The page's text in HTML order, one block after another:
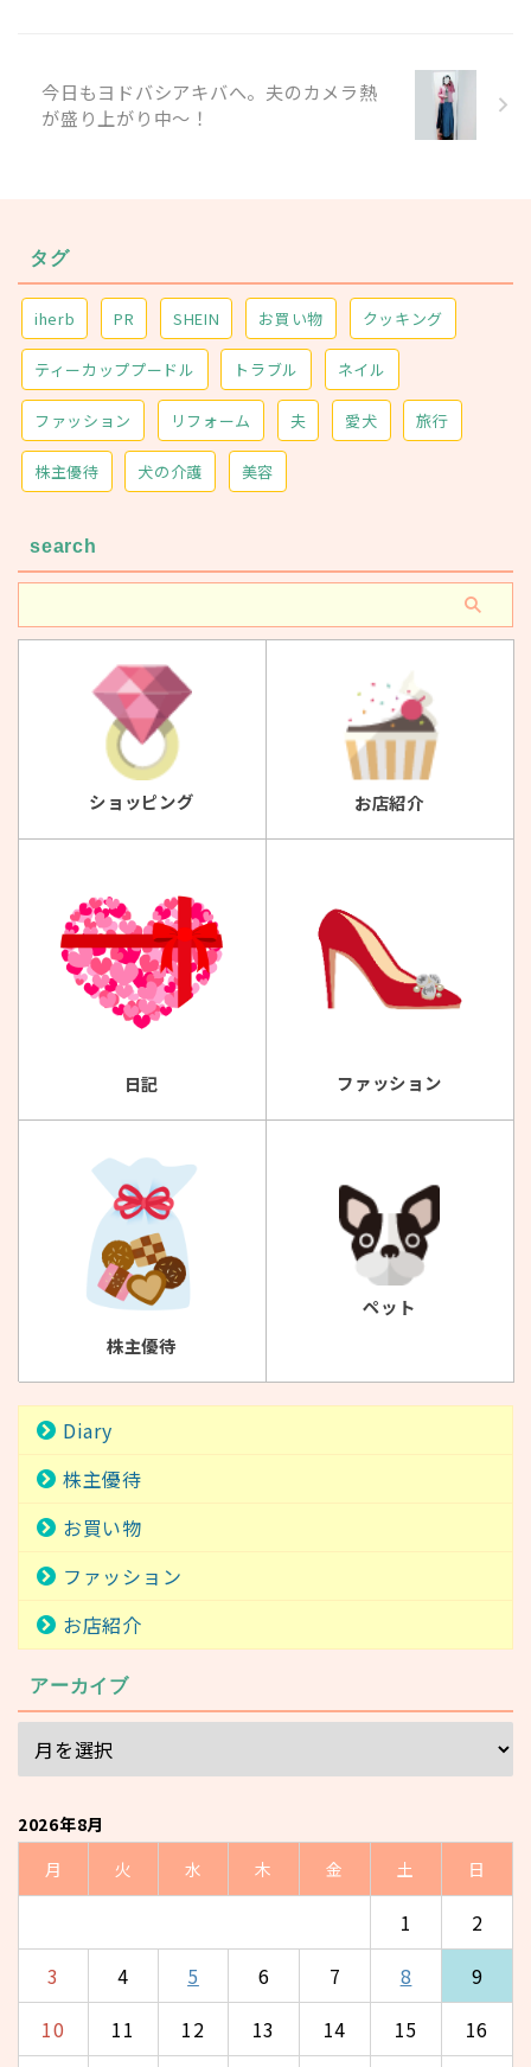
今日もヨドバシアキバへ。夫のカメラ熱
が盛り上がり中～！
タグ
iherb PR SHEIN お買い物 クッキング
ティーカッププードル トラブル ネイル
ファッション リフォーム 夫 愛犬 旅行
株主優待 犬の介護 美容
search
ショッピング お店紹介
日記 ファッション
株主優待
ペット
Diary
株主優待
お買い物
ファッション
お店紹介
アーカイブ
2026年8月
月
火 水 木 金 土 日
1
2
3
4 5 6 7 8
9
10
11 12 13 14 15
16